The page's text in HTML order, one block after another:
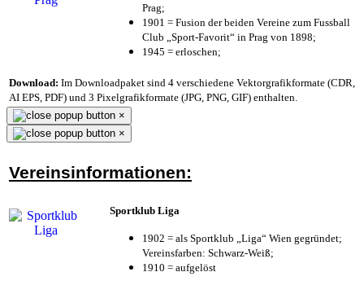
Prag;
1901 = Fusion der beiden Vereine zum Fussball
Club „Sport-Favorit“ in Prag von 1898;
1945 = erloschen;
Download: Im Downloadpaket sind 4 verschiedene Vektorgrafikformate (CDR,
AI EPS, PDF) und 3 Pixelgrafikformate (JPG, PNG, GIF) enthalten.
×
×
Vereinsinformationen:
Sportklub Liga
1902 = als Sportklub „Liga“ Wien gegründet;
Vereinsfarben: Schwarz-Weiß;
1910 = aufgelöst